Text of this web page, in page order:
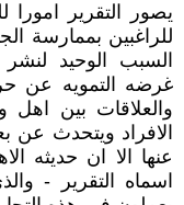
يصور التقرير امورا
للراغبين بممارسة
السبب الوحيد
غرضه التمويه عن
والعلاقات بين اهل
الافراد ويتحدث عن
عنها الا ان حديثه
اسماه التقرير -